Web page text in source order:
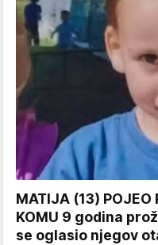
MATIJA (13) POJEO
KOMU 9 godina
se oglasio njegov